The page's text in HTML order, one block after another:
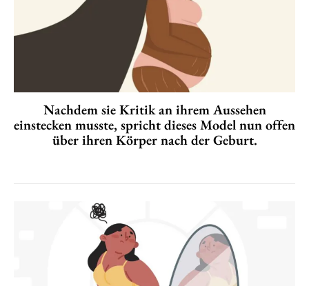
Nachdem sie Kritik an ihrem Aussehen
einstecken musste, spricht dieses Model nun offen
über ihren Körper nach der Geburt.